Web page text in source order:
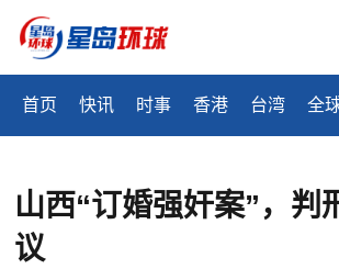
首页 快讯 时事 香港 台湾 全
山西“订婚强奸案”，判
议